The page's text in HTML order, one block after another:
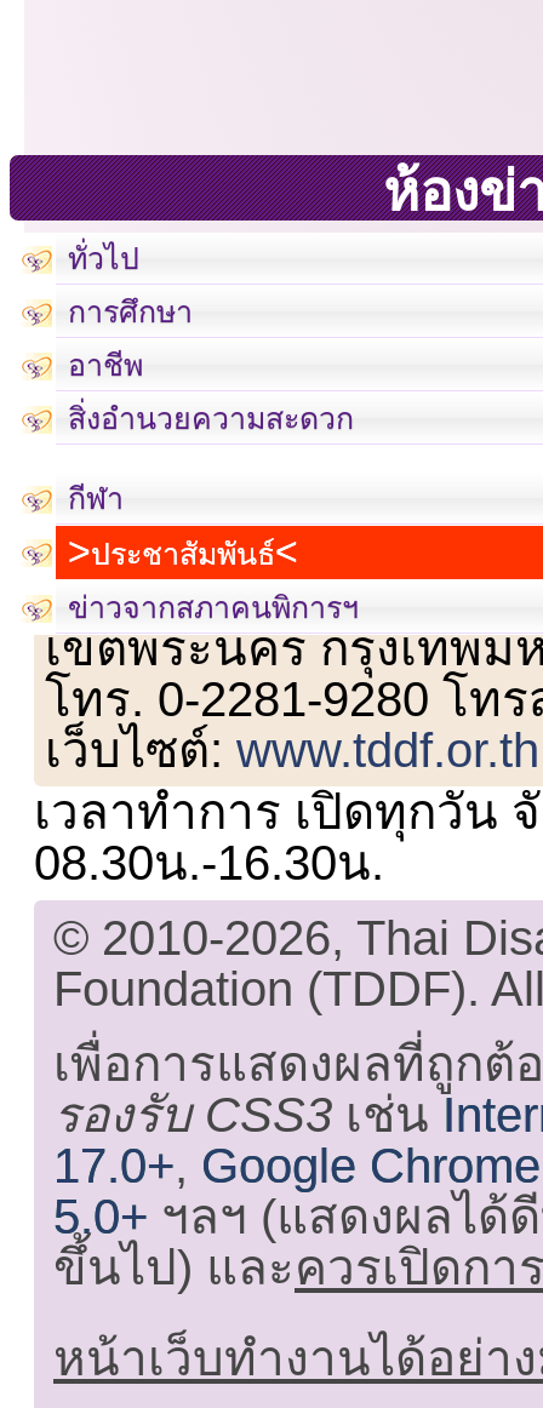
ห้องข่
ทั่วไป
การศึกษา
อาชีพ
สิ่งอำนวยความสะดวก
กีฬา
ประชาสัมพันธ์
ข่าวจากสภาคนพิการฯ
เลขที่ 23 ชั้น 2 ถนนวิ
เขตพระนคร กรุงเทพม
โทร. 0-2281-9280 โท
เว็บไซต์:www.tddf.or.th
เวลาทำการ เปิดทุกวัน
08.30น.-16.30น.
© 2010-2026, Thai
Foundation (TDDF).
เพื่อการแสดงผลที่ถูกต้
รองรับ CSS3 เช่น
17.0+, Google
5.0+ ฯลฯ (แสดงผลได้
ขึ้นไป) และควรเปิดกา
หน้าเว็บทำงานได้อย่า